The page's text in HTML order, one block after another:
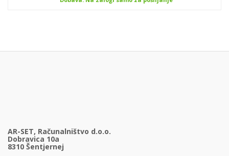
AR-SET, Računalništvo d.o.o.
Dobravica 10a
8310 Šentjernej